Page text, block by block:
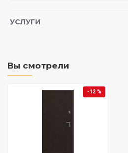
УСЛУГИ
Вы смотрели
-12 %